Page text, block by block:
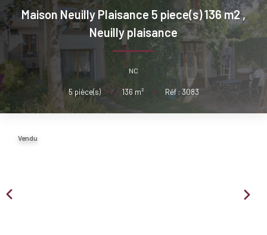
GESTION
ESTIMATION
NOS AGENCES
Maison Neuilly Plaisance 5 piece(s) 136 m2,
Neuilly plaisance
NC
5pièce(s) • 136 m² • Réf : 3083
Vendu